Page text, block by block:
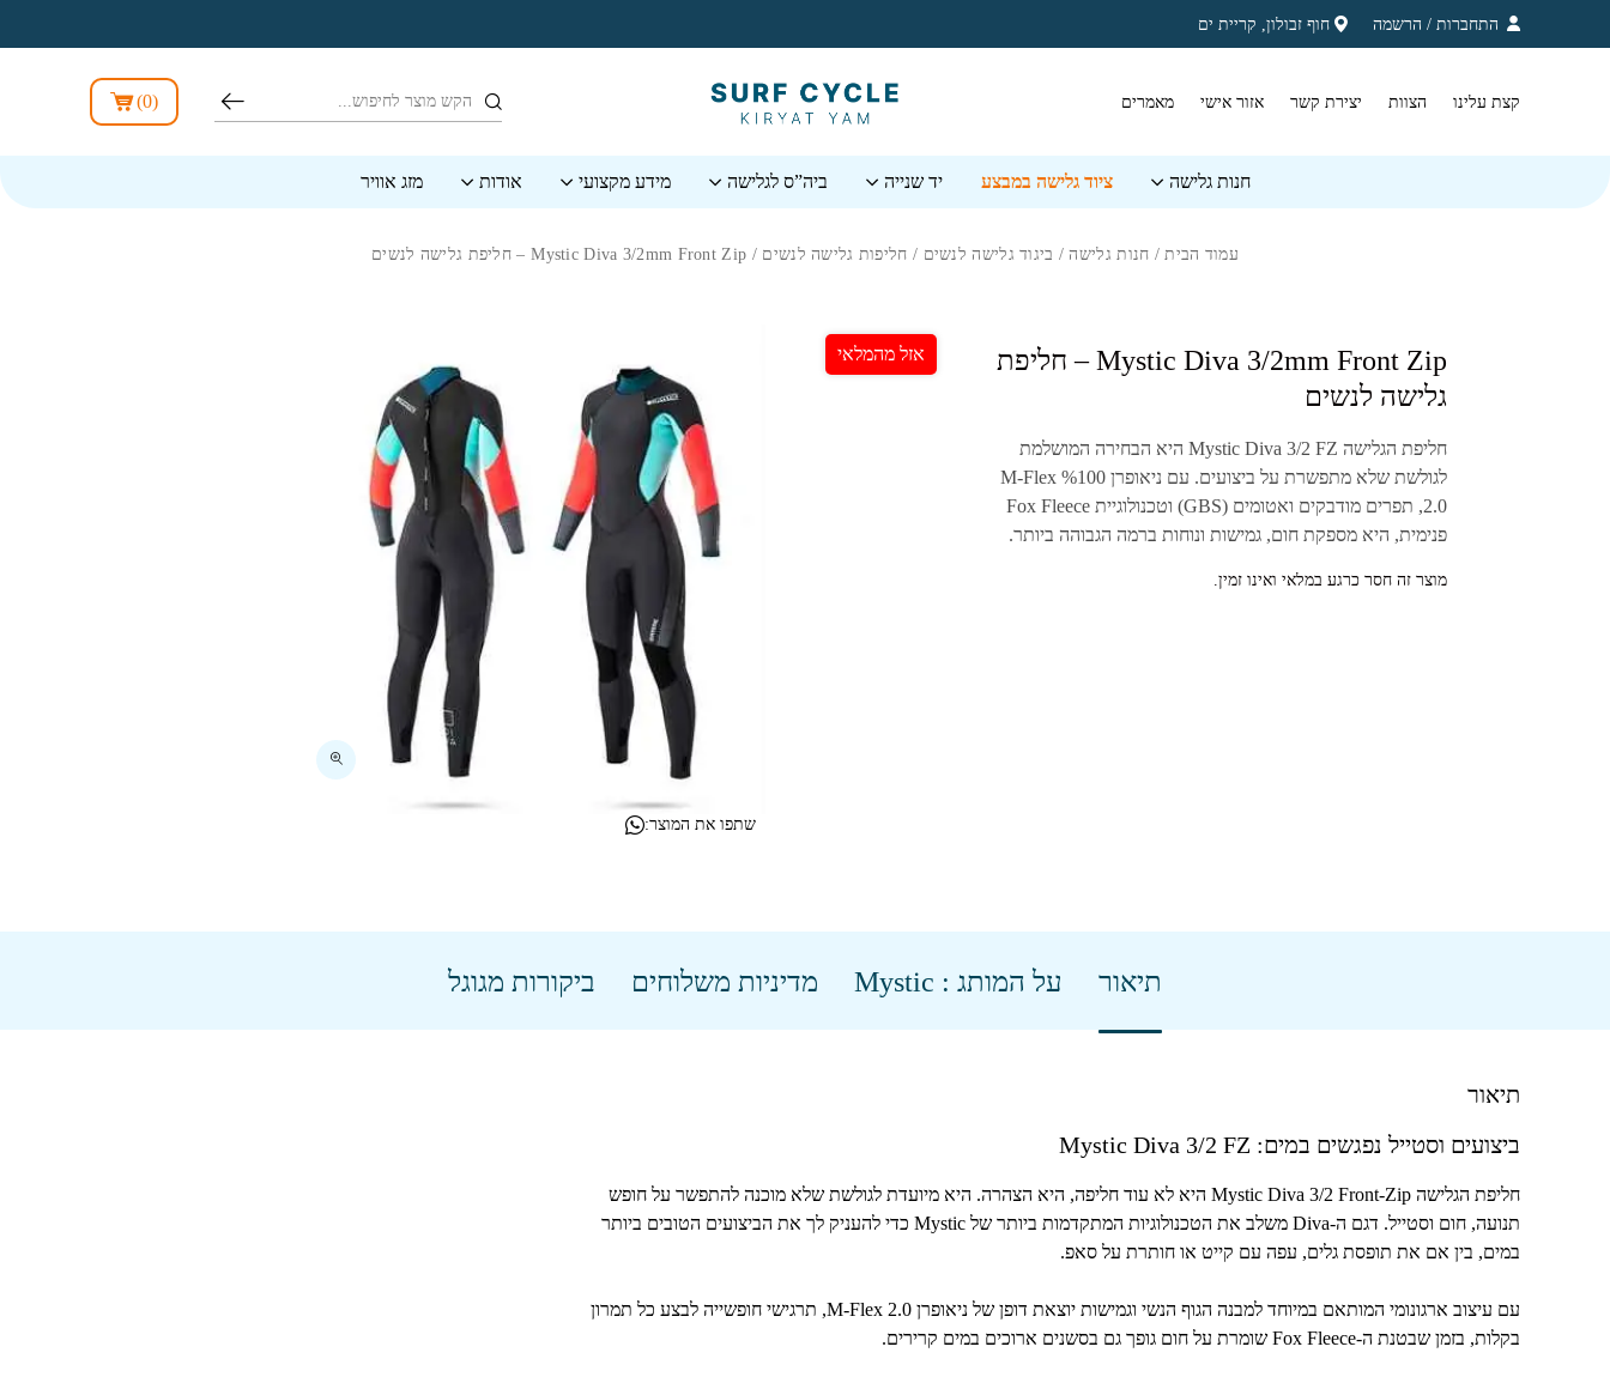
Skip to Content
התחברות / הרשמה חוף זבולון, קריית ים
חיפוש (
0
) קצת עלינו הצוות יצירת קשר אזור אישי מאמרים
חנות גלישה ציוד גלישה במבצע יד שנייה ביה”ס לגלישה מידע מקצועי אודות מזג אוויר
עמוד הבית/ חנות גלישה/ ביגוד גלישה לנשים / חליפות גלישה לנשים / ⁦Mystic Diva 3/2mm Front Zip⁩ – חליפת גלישה לנשים
⁦Mystic Diva 3/2mm Front Zip⁩ – חליפת
גלישה לנשים
חליפת הגלישה Mystic Diva 3/2 FZ היא הבחירה המושלמת
לגולשת שלא מתפשרת על ביצועים. עם ניאופרן 100
%
M-Flex
2.0, תפרים מודבקים ואטומים (GBS) וטכנולוגיית Fox Fleece
פנימית, היא מספקת חום, גמישות ונוחות ברמה הגבוהה ביותר.
מוצר זה חסר כרגע במלאי ואינו זמין.
אזל מהמלאי
שתפו את המוצר:
תיאור על המותג : Mystic מדיניות משלוחים ביקורות מגוגל
תיאור
ביצועים וסטייל נפגשים במים: Mystic Diva 3/2 FZ
חליפת הגלישה Mystic Diva 3/2 Front-Zip היא לא עוד חליפה, היא הצהרה. היא מיועדת לגולשת שלא מוכנה להתפשר על חופש
תנועה, חום וסטייל. דגם ה-Diva משלב את הטכנולוגיות המתקדמות ביותר של Mystic כדי להעניק לך את הביצועים הטובים ביותר
במים, בין אם את תופסת גלים, עפה עם קייט או חותרת על סאפ.
עם עיצוב ארגונומי המותאם במיוחד למבנה הגוף הנשי וגמישות יוצאת דופן של ניאופרן M-Flex 2.0, תרגישי חופשייה לבצע כל תמרון
בקלות, בזמן שבטנת ה-Fox Fleece שומרת על חום גופך גם בסשנים ארוכים במים קרירים.